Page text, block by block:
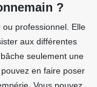
?
professionnel. Elle
aux différentes
seulement une
en faire poser